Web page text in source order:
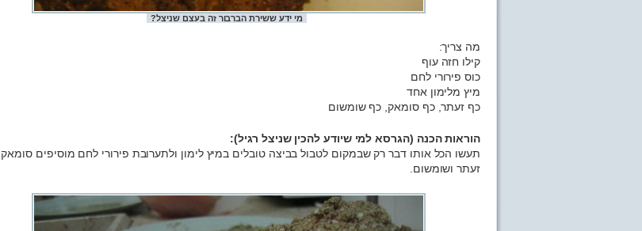
מי ידע ששירת הברבור זה בעצם שניצל?
מה צריך:
קילו חזה עוף
כוס פירורי לחם
מיץ מלימון אחד
כף זעתר, כף סומאק, כף שומשום
הוראות הכנה (הגרסא למי שיודע להכין שניצל רגיל):
תעשו הכל אותו דבר רק שבמקום לטבול בביצה טובלים במיץ לימון ולתערובת פירורי לחם מוסיפים סומאק,
זעתר ושומשום.